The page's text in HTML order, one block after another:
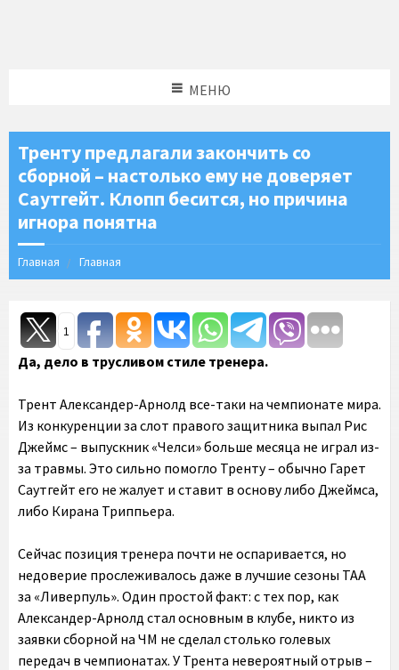
МЕНЮ
Тренту предлагали закончить со
сборной – настолько ему не доверяет
Саутгейт. Клопп бесится, но причина
игнора понятна
Главная Главная
1
Да, дело в трусливом стиле тренера.
Трент Александер-Арнолд все-таки на чемпионате мира.
Из конкуренции за слот правого защитника выпал Рис
Джеймс – выпускник «Челси» больше месяца не играл из-
за травмы. Это сильно помогло Тренту – обычно Гарет
Саутгейт его не жалует и ставит в основу либо Джеймса,
либо Кирана Триппьера.
Сейчас позиция тренера почти не оспаривается, но
недоверие прослеживалось даже в лучшие сезоны ТАА
за «Ливерпуль». Один простой факт: с тех пор, как
Александер-Арнолд стал основным в клубе, никто из
заявки сборной на ЧМ не сделал столько голевых
передач в чемпионатах. У Трента невероятный отрыв –